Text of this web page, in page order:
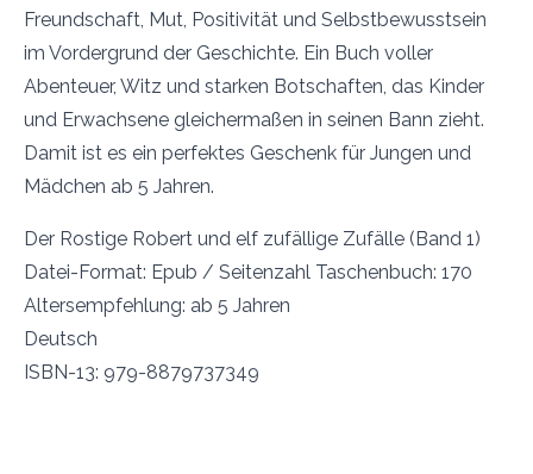
Freundschaft, Mut, Positivität und Selbstbewusstsein
im Vordergrund der Geschichte. Ein Buch voller
Abenteuer, Witz und starken Botschaften, das Kinder
und Erwachsene gleichermaßen in seinen Bann zieht.
Damit ist es ein perfektes Geschenk für Jungen und
Mädchen ab 5 Jahren.
Der Rostige Robert und elf zufällige Zufälle (Band 1)
Datei-Format: Epub / Seitenzahl Taschenbuch: 170
Altersempfehlung: ab 5 Jahren
Deutsch
ISBN-13: 979-8879737349